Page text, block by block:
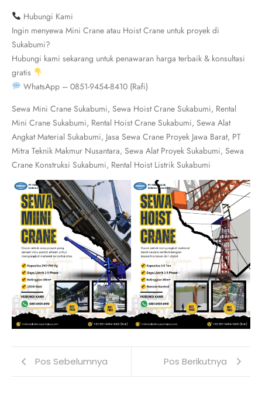
Hubungi Kami
Ingin menyewa Mini Crane atau Hoist Crane untuk proyek di
Sukabumi?
Hubungi kami sekarang untuk penawaran harga terbaik & konsultasi
gratis
WhatsApp – 0851-9454-8410 (Rafi)
Sewa Mini Crane Sukabumi, Sewa Hoist Crane Sukabumi, Rental
Mini Crane Sukabumi, Rental Hoist Crane Sukabumi, Sewa Alat
Angkat Material Sukabumi, Jasa Sewa Crane Proyek Jawa Barat, PT
Mitra Teknik Makmur Nusantara, Sewa Alat Proyek Sukabumi, Sewa
Crane Konstruksi Sukabumi, Rental Hoist Listrik Sukabumi
Pos Sebelumnya Pos Berikutnya